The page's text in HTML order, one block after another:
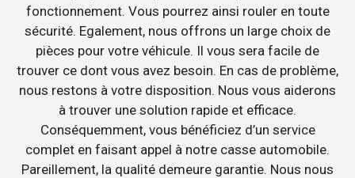
fonctionnement. Vous pourrez ainsi rouler en toute
sécurité. Egalement, nous offrons un large choix de
pièces pour votre véhicule. Il vous sera facile de
trouver ce dont vous avez besoin. En cas de problème,
nous restons à votre disposition. Nous vous aiderons
à trouver une solution rapide et efficace.
Conséquemment, vous bénéficiez d’un service
complet en faisant appel à notre casse automobile.
Pareillement, la qualité demeure garantie. Nous nous